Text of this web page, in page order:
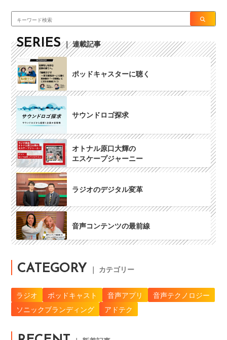
SERIES ｜ 連載記事
ポッドキャスターに聴く
サウンドロゴ探求
オトナル原口大輝の
エスケープジャーニー
ラジオのデジタル変革
音声コンテンツの最前線
CATEGORY ｜ カテゴリー
ラジオ ポッドキャスト 音声アプリ
音声テクノロジー
ソニックブランディング
アドテク